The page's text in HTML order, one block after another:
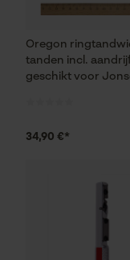
Oregon
tanden incl.
geschikt voor
34,90 €*
Cookies